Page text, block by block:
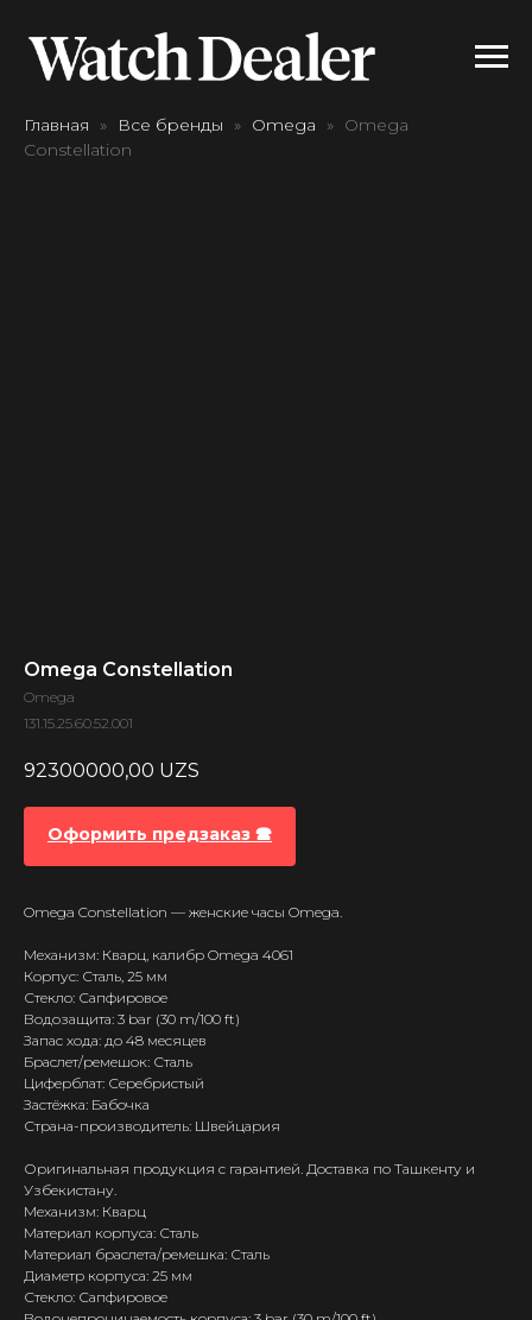
Главная Все бренды Omega
Omega
Constellation
Omega Constellation
Omega
131.15.25.60.52.001
92300000,00 UZS
Оформить предзаказ 🕿
Omega Constellation — женские часы Omega.
Механизм: Кварц, калибр Omega 4061
Корпус: Сталь, 25 мм
Стекло: Сапфировое
Водозащита: 3 bar (30 m/100 ft)
Запас хода: до 48 месяцев
Браслет/ремешок: Сталь
Циферблат: Серебристый
Застёжка: Бабочка
Страна-производитель: Швейцария
Оригинальная продукция с гарантией. Доставка по Ташкенту и
Узбекистану.
Механизм: Кварц
Материал корпуса: Сталь
Материал браслета/ремешка: Сталь
Диаметр корпуса: 25 мм
Стекло: Сапфировое